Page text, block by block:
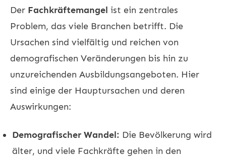
Der Fachkräftemangel ist ein zentrales
Problem, das viele Branchen betrifft. Die
Ursachen sind vielfältig und reichen von
demografischen Veränderungen bis hin zu
unzureichenden Ausbildungsangeboten. Hier
sind einige der Hauptursachen und deren
Auswirkungen:
Demografischer Wandel: Die Bevölkerung wird
älter, und viele Fachkräfte gehen in den